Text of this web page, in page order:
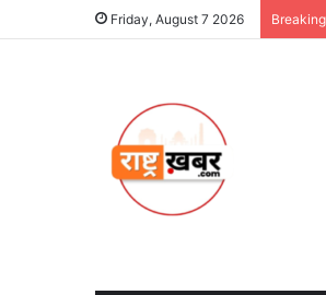
Friday, August 7 2026